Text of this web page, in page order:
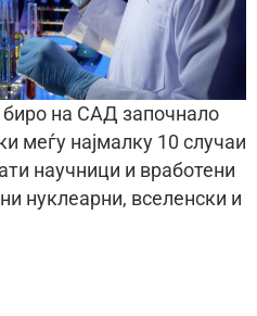
на САД започнало
меѓу најмалку 10 случаи
научници и вработени
нуклеарни, вселенски и